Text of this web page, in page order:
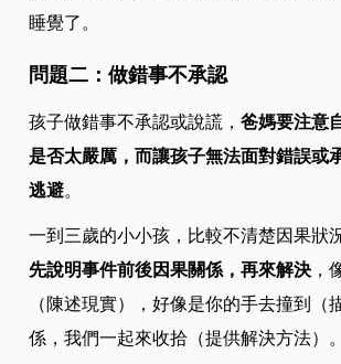
睡覺了。
問題二：做錯事不承認
孩子做錯事不承認或說謊，爸媽要注意
是否太嚴厲，而讓孩子無法面對錯誤或
逃避。
一到三歲的小小孩，比較不清楚因果狀
先說明事件前後因果關係，再來解決 ，
（陳述現實），好像是你的手去撞到（
係，我們一起來收拾（提供解決方法）